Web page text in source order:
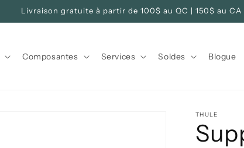
Livraison gratuite à partir de 100$ au QC | 150$ au CA
Composantes Services Soldes Blogue
THULE